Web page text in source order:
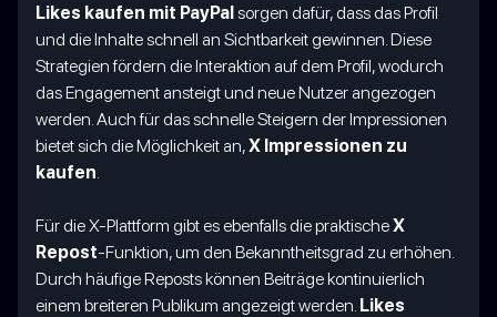
Likes kaufen mit PayPal sorgen dafür, dass das Profil
und die Inhalte schnell an Sichtbarkeit gewinnen. Diese
Strategien fördern die Interaktion auf dem Profil, wodurch
das Engagement ansteigt und neue Nutzer angezogen
werden. Auch für das schnelle Steigern der Impressionen
bietet sich die Möglichkeit an,X Impressionen zu
kaufen.
Für die X-Plattform gibt es ebenfalls die praktischeX
Repost-Funktion, um den Bekanntheitsgrad zu erhöhen.
Durch häufige Reposts können Beiträge kontinuierlich
einem breiteren Publikum angezeigt werden. Likes